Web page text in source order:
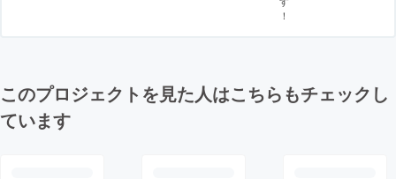
！
このプロジェクトを見た人はこちらもチェックし
ています